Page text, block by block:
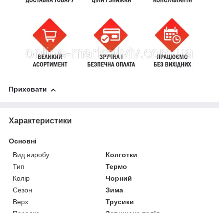
Приховати
Характеристики
Основні
Вид виробу
Колготки
Тип
Термо
Колір
Чорний
Сезон
Зима
Верх
Трусики